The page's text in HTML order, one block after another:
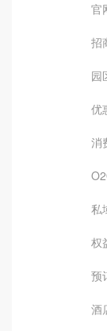
官
招
园
优
消
私
权
预
酒